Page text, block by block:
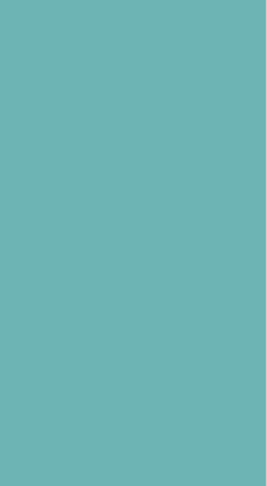
eröffnet
des Studiengangs
Aufgaben in der
Typische
Agenturen